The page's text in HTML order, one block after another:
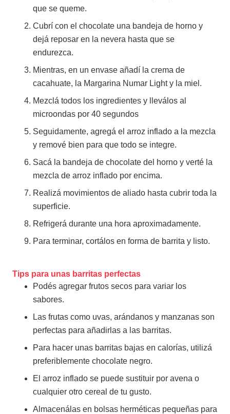
que se queme.
Cubrí con el chocolate una bandeja de horno y
dejá reposar en la nevera hasta que se
endurezca.
Mientras, en un envase añadí la crema de
cacahuate, la Margarina Numar Light y la miel.
Mezclá todos los ingredientes y lleválos al
microondas por 40 segundos
Seguidamente, agregá el arroz inflado a la mezcla
y remové bien para que todo se integre.
Sacá la bandeja de chocolate del horno y verté la
mezcla de arroz inflado por encima.
Realizá movimientos de aliado hasta cubrir toda la
superficie.
Refrigerá durante una hora aproximadamente.
Para terminar, cortálos en forma de barrita y listo.
Tips para unas barritas perfectas
Podés agregar frutos secos para variar los
sabores.
Las frutas como uvas, arándanos y manzanas son
perfectas para añadirlas a las barritas.
Para hacer unas barritas bajas en calorías, utilizá
preferiblemente chocolate negro.
El arroz inflado se puede sustituir por avena o
cualquier otro cereal de tu gusto.
Almacenálas en bolsas herméticas pequeñas para